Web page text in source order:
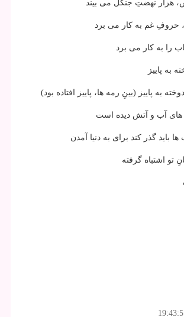
هزار نهضتِ جنگل می­ بیند
حروفِ غم به كار می­ برد
را به كار می­ برد
به پاییز
به پاییز (بینِ رمه ها، پاییز افتاده بود)
های آب و آتش دیده است
باید گذر كند برای به دنیا آمدن
تو اشتباه گرفته